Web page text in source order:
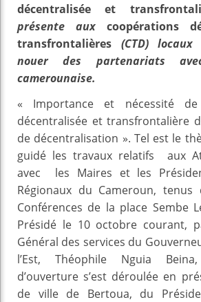
décentralisée et
présente aux coopérations
transfrontalières (CTD) locaux
nouer des partenariats
camerounaise.
« Importance et nécessité
décentralisée et transfrontalière
de décentralisation ». Tel est le
guidé les travaux relatifs aux
avec les Maires et les
Régionaux du Cameroun,
Conférences de la place Sembe
Présidé le 10 octobre courant,
Général des services du
l’Est, Théophile Nguia
d’ouverture s’est déroulée en
de ville de Bertoua, du